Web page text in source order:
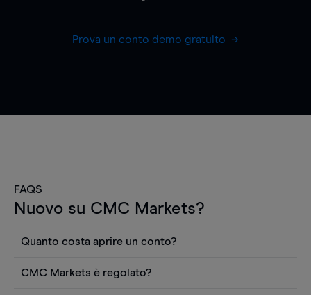
Prova un conto demo gratuito
FAQS
Nuovo su CMC Markets?
Quanto costa aprire un conto?
Puoi anche visualizzare gratuitamente i prezzi e
CMC Markets è regolato?